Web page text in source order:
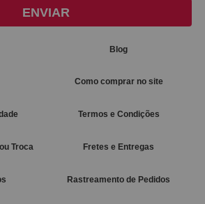
ENVIAR
Blog
Como comprar no site
Termos e Condições
Troca Fretes e Entregas
Rastreamento de Pedidos